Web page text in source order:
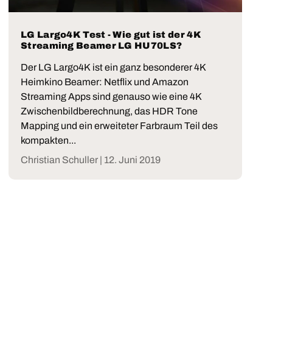
LG Largo4K Test - Wie gut ist der 4K
Streaming Beamer LG HU70LS?
Der LG Largo4K ist ein ganz besonderer 4K
Heimkino Beamer: Netflix und Amazon
Streaming Apps sind genauso wie eine 4K
Zwischenbildberechnung, das HDR Tone
Mapping und ein erweiteter Farbraum Teil des
kompakten...
Christian Schuller | 12. Juni 2019